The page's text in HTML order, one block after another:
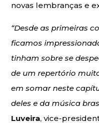
novas lembranças e
“Desde as primeiras
ficamos
tinham sobre se
de um repertório
em somar neste
deles e da música
Luveira, vice-